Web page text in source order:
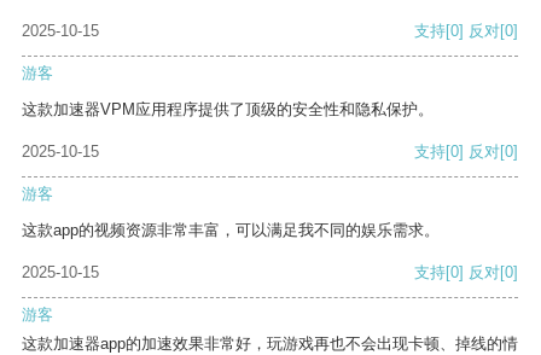
2025-10-15 支持[0] 反对[0]
游客
这款加速器VPM应用程序提供了顶级的安全性和隐私保护。
2025-10-15 支持[0] 反对[0]
游客
这款app的视频资源非常丰富，可以满足我不同的娱乐需求。
2025-10-15 支持[0] 反对[0]
游客
这款加速器app的加速效果非常好，玩游戏再也不会出现卡顿、掉线的情